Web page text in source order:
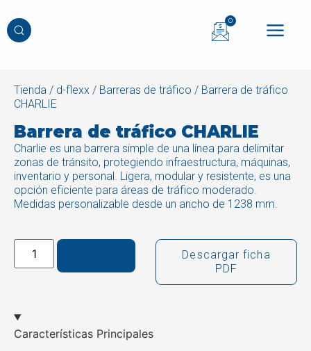
0
Tienda / d-flexx / Barreras de tráfico / Barrera de tráfico
CHARLIE
Barrera de tráfico CHARLIE
Charlie es una barrera simple de una línea para delimitar
zonas de tránsito, protegiendo infraestructura, máquinas,
inventario y personal. Ligera, modular y resistente, es una
opción eficiente para áreas de tráfico moderado.
Medidas personalizable desde un ancho de 1238 mm.
Descargar ficha
PDF
Características Principales